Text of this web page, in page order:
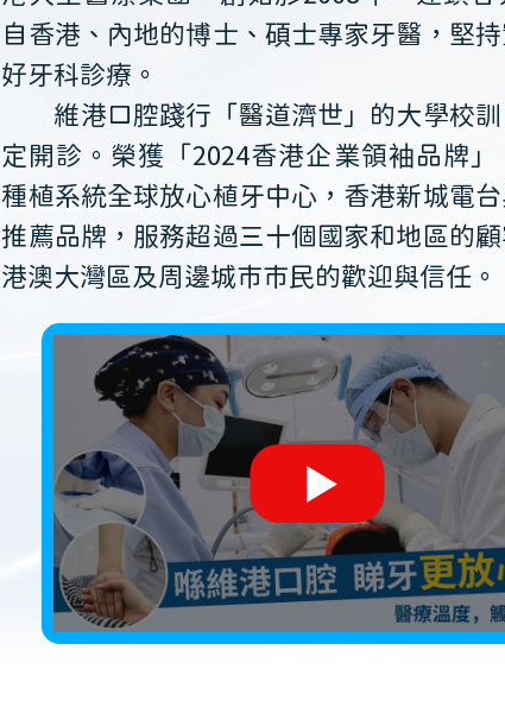
自香港、內地的博士、碩士專家牙醫，堅
好牙科診療。
維港口腔踐行「醫道濟世」的大學校
定開診。榮獲「2024香港企業領袖品牌」
種植系統全球放心植牙中心，香港新城電
推薦品牌，服務超過三十個國家和地區的
港澳大灣區及周邊城市市民的歡迎與信任。